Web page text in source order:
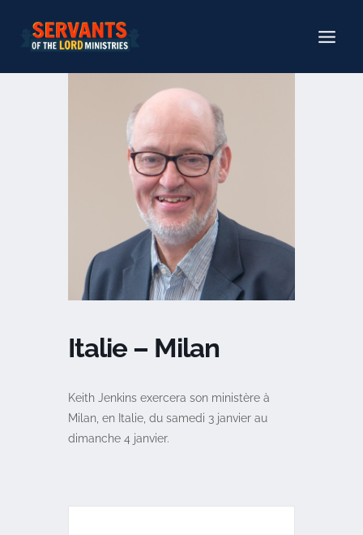
contenu
Italie – Milan
Keith Jenkins exercera son ministère à
Milan, en Italie, du samedi 3 janvier au
dimanche 4 janvier.